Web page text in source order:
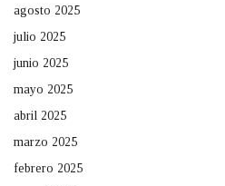
agosto 2025
julio 2025
junio 2025
mayo 2025
abril 2025
marzo 2025
febrero 2025